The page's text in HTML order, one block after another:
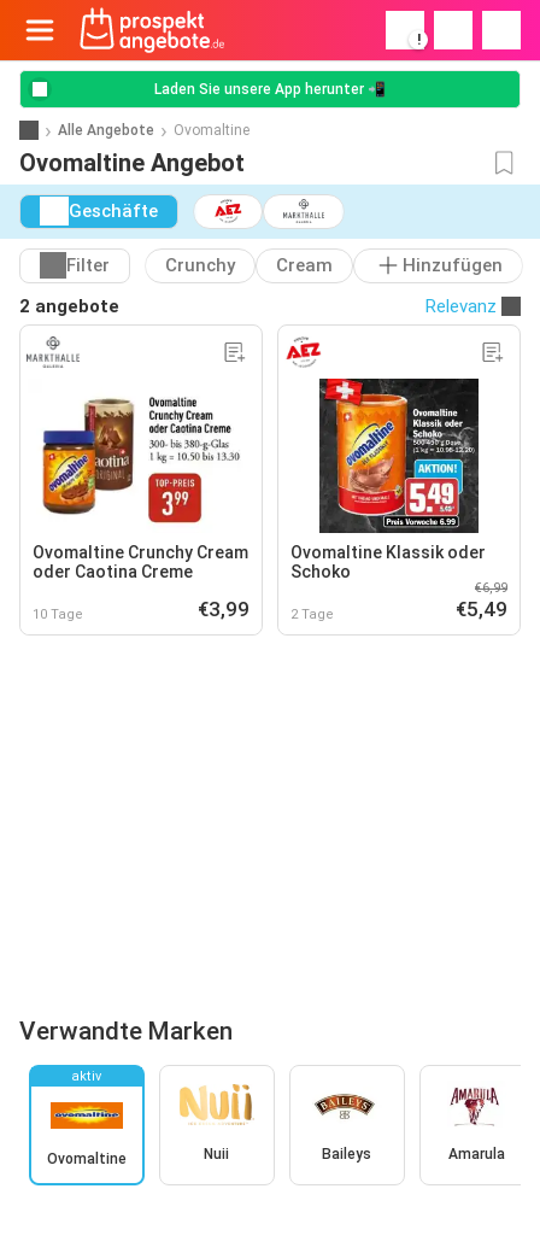
!
Laden Sie unsere App herunter 📲
Alle Angebote Ovomaltine
Ovomaltine Angebot
Geschäfte
Filter Crunchy Cream
Hinzufügen
2 angebote
Relevanz
Ovomaltine Crunchy Cream
oder Caotina Creme
10 Tage €3,99
Ovomaltine Klassik oder
Schoko
2 Tage
€6,99
€5,49
Verwandte Marken
aktiv
Ovomaltine Nuii Baileys Amarula